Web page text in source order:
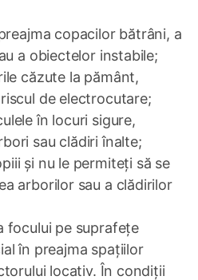
copacilor bătrâni, a
a obiectelor instabile;
căzute la pământ,
de electrocutare;
în locuri sigure,
sau clădiri înalte;
și nu le permiteți să se
arborilor sau a clădirilor
focului pe suprafețe
în preajma spațiilor
locativ. În condiții